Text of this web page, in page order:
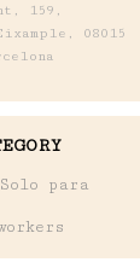
159,
08015
Solo para